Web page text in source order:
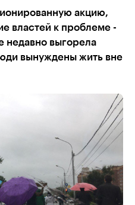
акцию,
властей к проблеме -
недавно выгорела
вынуждены жить вне